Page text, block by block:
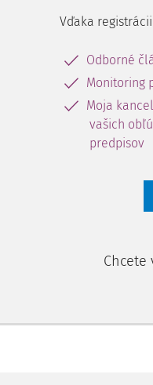
Vďaka
Odborné
Monitoring
Moja
vašich
predpisov
Chcete